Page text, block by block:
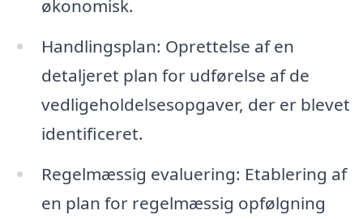
økonomisk.
Handlingsplan: Oprettelse af en
detaljeret plan for udførelse af de
vedligeholdelsesopgaver, der er blevet
identificeret.
Regelmæssig evaluering: Etablering af
en plan for regelmæssig opfølgning